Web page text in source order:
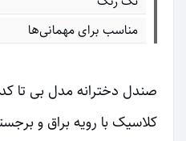
مناسب برای مهمانی‌ها
کلاسیک با رویه براق و